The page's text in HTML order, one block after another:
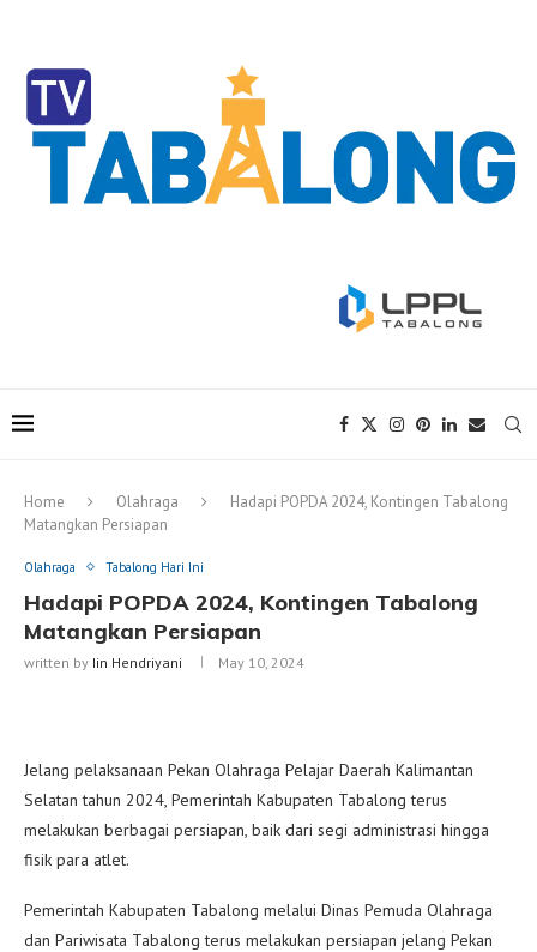
Home Olahraga
Hadapi POPDA 2024, Kontingen Tabalong
Matangkan Persiapan
Olahraga Tabalong Hari Ini
Hadapi POPDA 2024, Kontingen Tabalong
Matangkan Persiapan
written by Iin Hendriyani May 10, 2024
Jelang pelaksanaan Pekan Olahraga Pelajar Daerah Kalimantan
Selatan tahun 2024, Pemerintah Kabupaten Tabalong terus
melakukan berbagai persiapan, baik dari segi administrasi hingga
fisik para atlet.
Pemerintah Kabupaten Tabalong melalui Dinas Pemuda Olahraga
dan Pariwisata Tabalong terus melakukan persiapan jelang Pekan